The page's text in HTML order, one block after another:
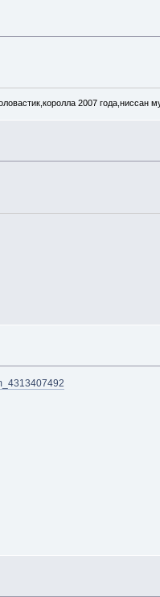
2007 года,ниссан